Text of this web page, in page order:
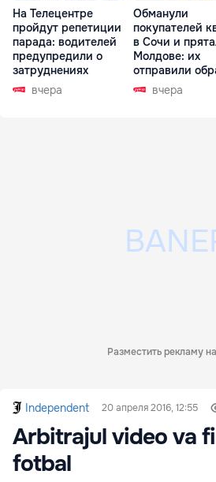
На Телецентре
пройдут репетиции
парада: водителей
предупредили о
затруднениях
вчера
Обманули
покупателей
в Сочи и
Молдове: их
отправили
РФ вчера
Разместить рекламу
Independent 20 апреля 2016, 12:55
Arbitrajul video va
fotbal